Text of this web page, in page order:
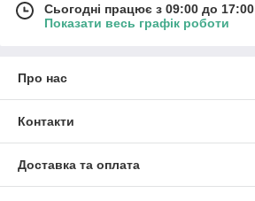
Сьогодні працює з 09:00 до 17:00
Показати весь графік роботи
Про нас
Контакти
Доставка та оплата